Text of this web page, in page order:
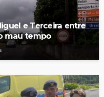
e Terceira entre
mau tempo